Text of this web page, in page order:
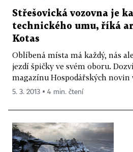
Střešovická vozovna je
technického umu, říká
Kotas
Oblíbená místa má každý, nás
jezdí špičky ve svém oboru.
magazínu Hospodářských novin
5. 3. 2013 ▪ 4 min. čtení